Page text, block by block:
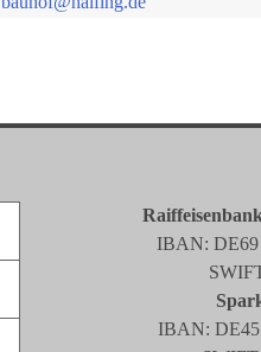
IBAN: DE69
IBAN: DE45